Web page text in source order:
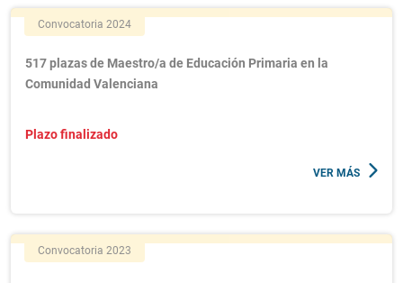
Convocatoria 2024
517 plazas de Maestro/a de Educación Primaria en la
Comunidad Valenciana
Plazo finalizado
VER MÁS
Convocatoria 2023